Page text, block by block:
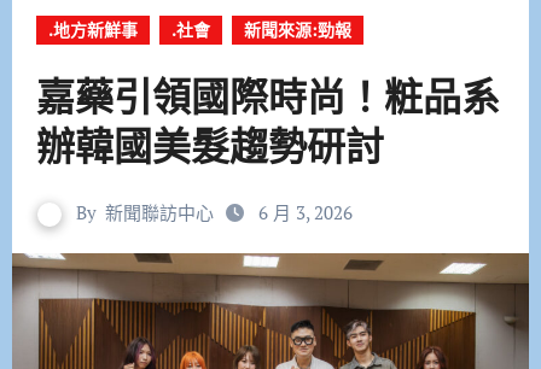
.地方新鮮事 .社會 新聞來源:勁報
嘉藥引領國際時尚！粧品系
辦韓國美髮趨勢研討
By 新聞聯訪中心 6 月 3, 2026